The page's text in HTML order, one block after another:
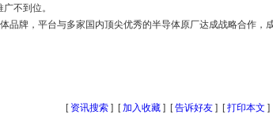
不到位。
牌，平台与多家国内顶尖优秀的半导体原厂达成战略合作，
[ 资讯搜索 ] [加入收藏 ] [告诉好友 ] [打印本文 ]